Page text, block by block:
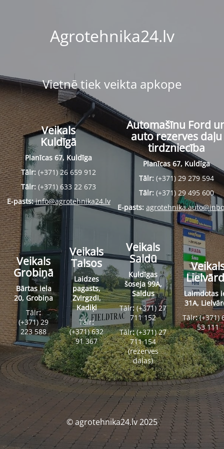
Agrotehnika24.lv
Vietnē tiek veikta apkope
Veikals
Kuldīgā
Planīcas 67, Kuldīga
Tālr: (+371) 26 659 912
Tālr: (+371) 633 22 673
E-pasts:info@agrotehnika24.lv
Automašīnu Ford
auto rezerves daļu
tirdzniecība
Planīcas 67, Kuldīga
Tālr: (+371) 29 279 594
Tālr: (+371) 29 495 600
E-pasts:
Veikals
Grobiņā
Bārtas iela
20, Grobiņa
Tālr:
(+371) 29
223 588
Veikals
Talsos
Laidzes
pagasts,
Zvirgzdi,
Kadiķi
Tālr:
(+371) 632
91 367
Veikals
Saldū
Kuldīgas
šoseja 99A,
Saldus
Tālr:(+371) 27
711 152
Tālr:(+371) 27
711 154
(rezerves
daļas)
Laimdotas
31A,
Tālr:(+371)
53 111
© agrotehnika24.lv 2025